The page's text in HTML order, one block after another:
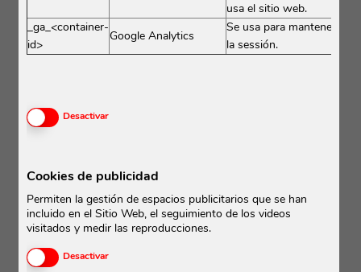
usa el sitio web.
_ga_<container-
id>
Google Analytics
Se usa para mantener el
la sessión.
Activar o desactivar las cookies
Desactivar
Cookies de publicidad
Permiten la gestión de espacios publicitarios que se han
incluido en el Sitio Web, el seguimiento de los videos
visitados y medir las reproducciones.
Activar o desactivar las cookies
Desactivar